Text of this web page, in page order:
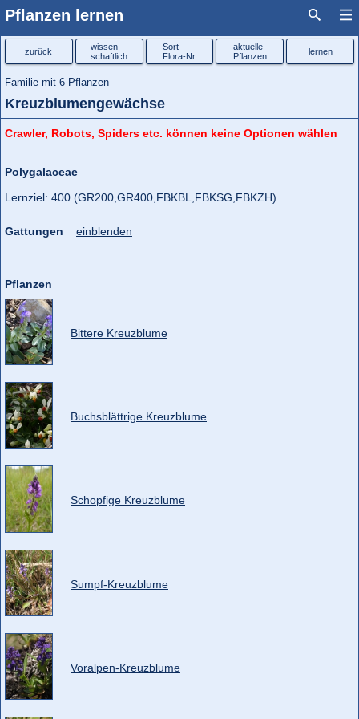
Pflanzen lernen
Familie mit 6 Pflanzen
Kreuzblumengewächse
zurück
wissen-
schaftlich
Sort
Flora-Nr
aktuelle
Pflanzen
lernen
Crawler, Robots, Spiders etc. können keine Optionen wählen
Polygalaceae
Lernziel: 400 (GR200, GR400, FBKBL, FBKSG, FBKZH)
Gattungen einblenden
Pflanzen
Bittere Kreuzblume
Buchsblättrige Kreuzblume
Schopfige Kreuzblume
Sumpf-Kreuzblume
Voralpen-Kreuzblume